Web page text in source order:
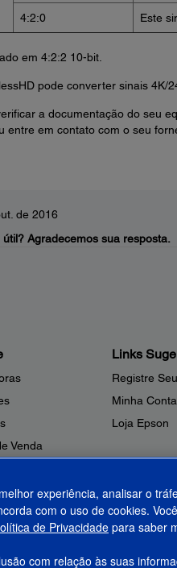
4:2:0 Este
em 4:2:2 10-bit.
pode converter sinais 4K/
a documentação do seu
entre em contato com o seu
de 2016
útil? Agradecemos sua resposta.
Venda
de Segurança
Links
Registre
Minha Conta
Loja Epson
experiência, analisar o
com o uso de cookies.
de Privacidade para saber
com relação às suas